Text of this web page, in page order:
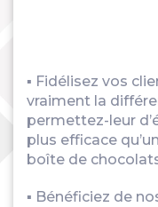
▪ Fidélisez vos
vraiment la
permettez-leur
plus efficace
boîte de
▪ Bénéficiez de